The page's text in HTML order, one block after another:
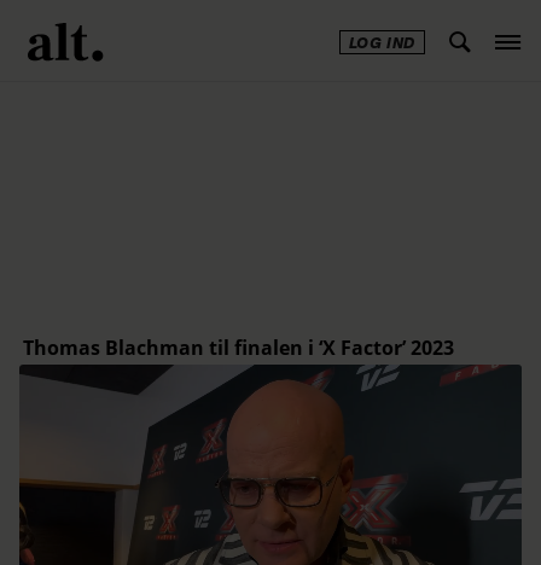
LOG IND